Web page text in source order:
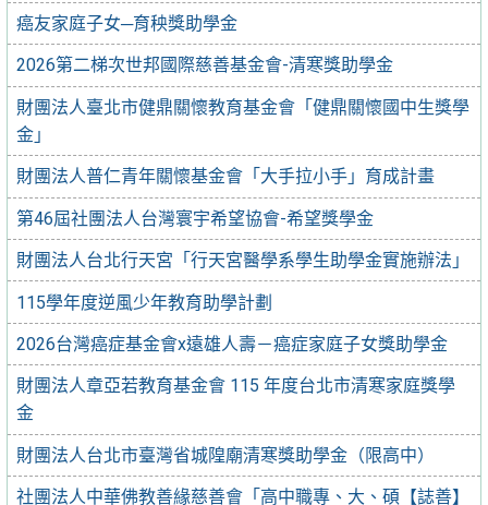
癌友家庭子女─育秧獎助學金
2026第二梯次世邦國際慈善基金會-清寒獎助學金
財團法人臺北市健鼎關懷教育基金會「健鼎關懷國中生獎學
金」
財團法人普仁青年關懷基金會「大手拉小手」育成計畫
第46屆社團法人台灣寰宇希望協會-希望獎學金
財團法人台北行天宮「行天宮醫學系學生助學金實施辦法」
115學年度逆風少年教育助學計劃
2026台灣癌症基金會x遠雄人壽－癌症家庭子女獎助學金
財團法人章亞若教育基金會 115 年度台北市清寒家庭獎學
金
財團法人台北市臺灣省城隍廟清寒獎助學金（限高中）
社團法人中華佛教善緣慈善會「高中職專、大、碩【誌善】